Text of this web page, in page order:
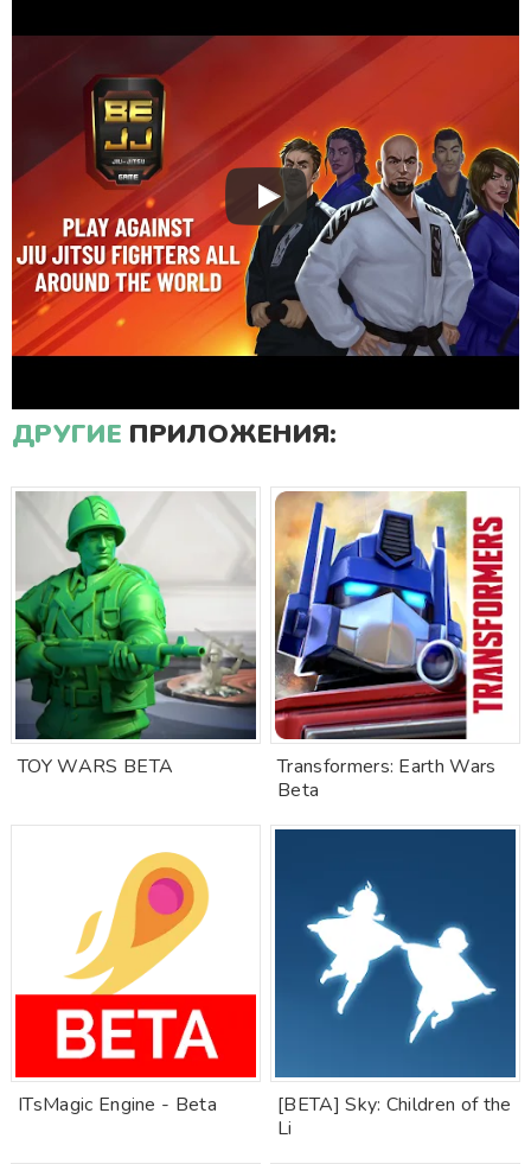
ДРУГИЕ ПРИЛОЖЕНИЯ:
TOY WARS BETA
Transformers: Earth Wars
Beta
ITsMagic Engine - Beta
[BETA] Sky: Children of the
Li